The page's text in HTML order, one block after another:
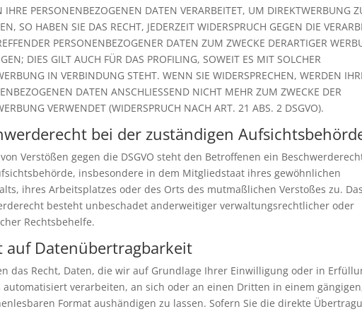
IHRE PERSONENBEZOGENEN DATEN VERARBEITET, UM DIREKTWERBUNG
SO HABEN SIE DAS RECHT, JEDERZEIT WIDERSPRUCH GEGEN DIE
PERSONENBEZOGENER DATEN ZUM ZWECKE DERARTIGER
DIES GILT AUCH FÜR DAS PROFILING, SOWEIT ES MIT SOLCHER
IN VERBINDUNG STEHT. WENN SIE WIDERSPRECHEN, WERDEN
DATEN ANSCHLIESSEND NICHT MEHR ZUM ZWECKE DER
VERWENDET (WIDERSPRUCH NACH ART. 21 ABS. 2 DSGVO).
bei der zuständigen
Verstößen gegen die DSGVO steht den Betroffenen ein
insbesondere in dem Mitgliedstaat ihres gewöhnlichen
ihres Arbeitsplatzes oder des Orts des mutmaßlichen Verstoßes zu. Das
besteht unbeschadet anderweitiger verwaltungsrechtlicher oder
Rechtsbehelfe.
auf Daten­übertragbarkeit
das Recht, Daten, die wir auf Grundlage Ihrer Einwilligung oder in
automatisiert verarbeiten, an sich oder an einen Dritten in einem
Format aushändigen zu lassen. Sofern Sie die direkte